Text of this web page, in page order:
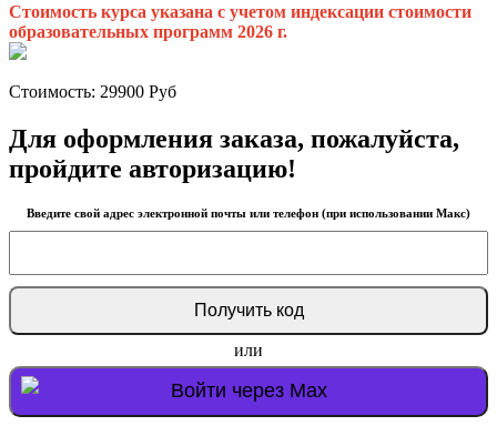
Стоимость курса указана с учетом индексации стоимости
образовательных программ 2026 г.
Стоимость: 29900 Руб
Для оформления заказа, пожалуйста,
пройдите авторизацию!
Введите свой адрес электронной почты или телефон (при использовании Макс)
или
Войти через Max